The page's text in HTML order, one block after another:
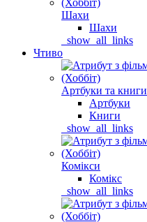
Шахи
Шахи
_show_all_links
Чтиво
Артбуки та книги
Артбуки
Книги
_show_all_links
Комікси
Комікс
_show_all_links